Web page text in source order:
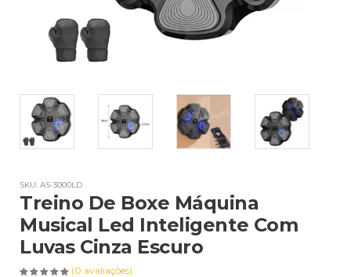
Treino De Boxe Máquina
Musical Led Inteligente Com
Luvas Cinza Escuro
(0 avaliações)
SKU: AS-3000LD